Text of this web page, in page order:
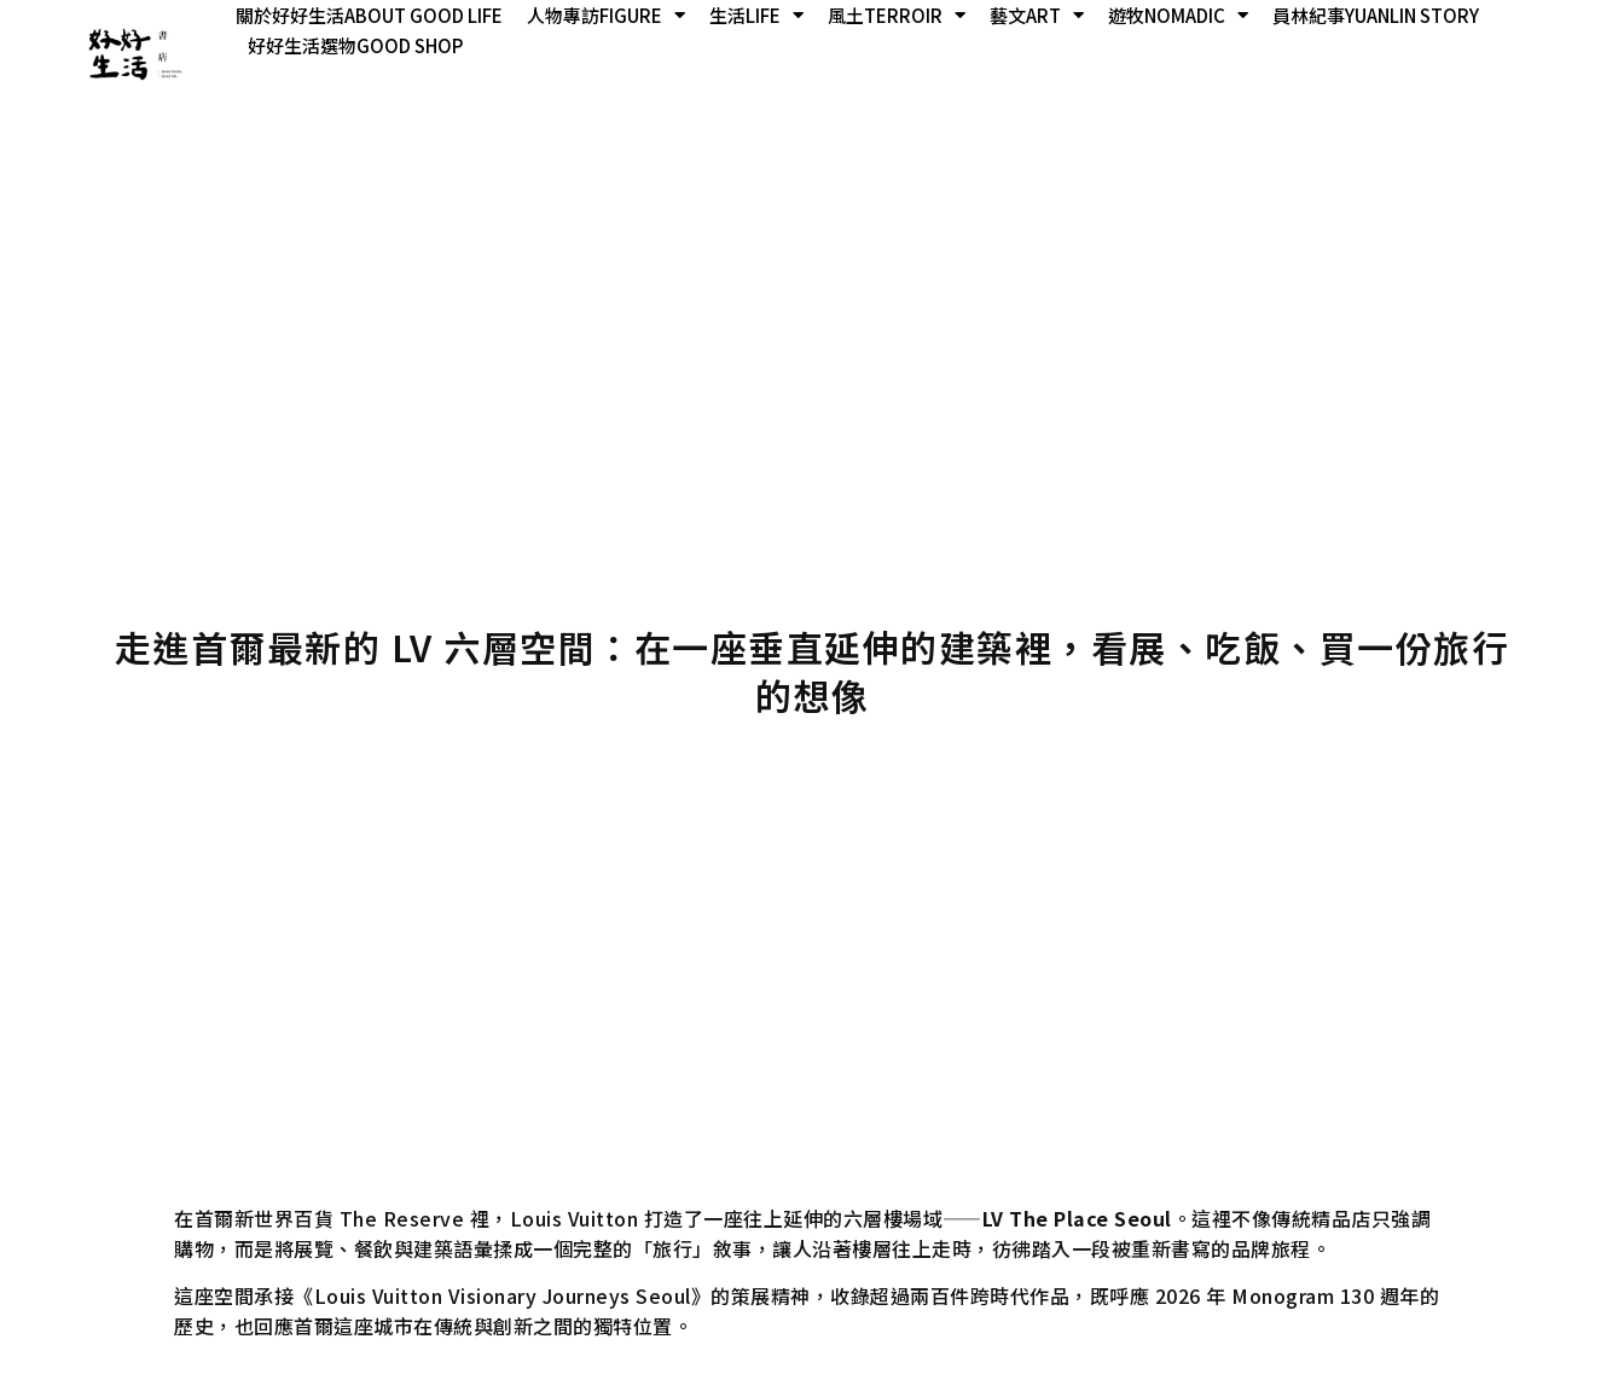
關於好好生活ABOUT GOOD LIFE 人物專訪FIGURE 生活LIFE 風土TERROIR 藝文ART 遊牧NOMADIC
員林紀事YUANLIN STORY
好好生活選物GOOD SHOP
走進首爾最新的 LV 六層空間：在一座垂直延伸的建築裡，看展、吃飯、買一份旅行
的想像
在首爾新世界百貨 The Reserve 裡，Louis Vuitton 打造了一座往上延伸的六層樓場域——LV The Place Seoul 。這裡不像傳統精品店只強調
購物，而是將展覽、餐飲與建築語彙揉成一個完整的「旅行」敘事，讓人沿著樓層往上走時，彷彿踏入一段被重新書寫的品牌旅程。
這座空間承接《Louis Vuitton Visionary Journeys Seoul》的策展精神，收錄超過兩百件跨時代作品，既呼應 2026 年 Monogram 130 週年的
歷史，也回應首爾這座城市在傳統與創新之間的獨特位置。